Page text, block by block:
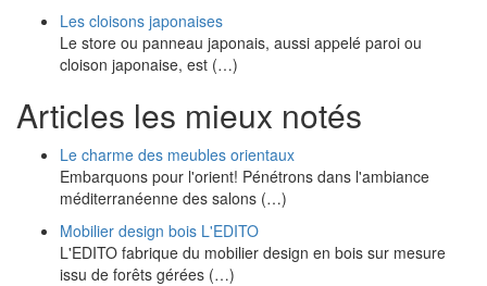
Les cloisons japonaises
Le store ou panneau japonais, aussi appelé paroi ou
cloison japonaise, est (…)
Articles les mieux notés
Le charme des meubles orientaux
Embarquons pour l'orient! Pénétrons dans l'ambiance
méditerranéenne des salons (…)
Mobilier design bois L'EDITO
L'EDITO fabrique du mobilier design en bois sur mesure
issu de forêts gérées (…)